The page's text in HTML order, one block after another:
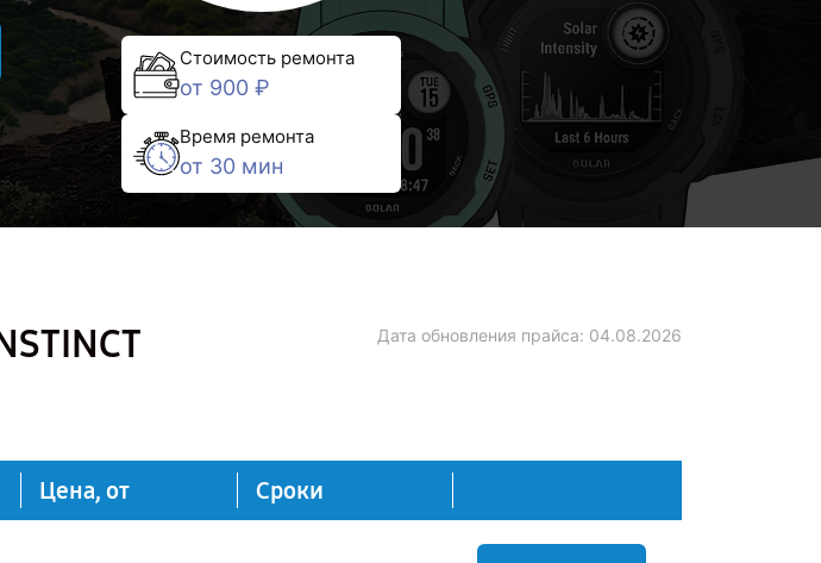
Стоимость ремонта
от 900 ₽
Время ремонта
от 30 мин
Дата обновления прайса: 04.08.2026
Цена, от Сроки